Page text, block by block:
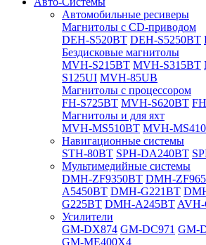
Автомобильные ресиверы
Магнитолы с CD-приводом
DEH-S520BT DEH-S5250BT
Бездисковые магнитолы
MVH-S215BT MVH-S315BT
S125UI MVH-85UB
Магнитолы с процессором
FH-S725BT MVH-S620BT
Магнитолы и для яхт
MVH-MS510BT MVH-
Навигационные системы
STH-80BT SPH-DA240BT
Мультимедийные системы
DMH-ZF9350BT DMH-
A5450BT DMH-G221BT
G225BT DMH-A245BT
Усилители
GM-DX874 GM-DC971 GM-
GM-ME400X4